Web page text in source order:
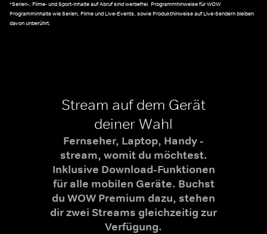
*Serien-, Filme- und Sport-Inhalte auf Abruf sind werbefrei. Programmhinweise für WOW
Programminhalte wie Serien, Filme und Live-Events, sowie Produkthinweise auf Live-Sendern bleiben
davon unberührt.
Stream auf dem Gerät
deiner Wahl
Fernseher, Laptop, Handy -
stream, womit du möchtest.
Inklusive Download-Funktionen
für alle mobilen Geräte. Buchst
du WOW Premium dazu, stehen
dir zwei Streams gleichzeitig zur
Verfügung.